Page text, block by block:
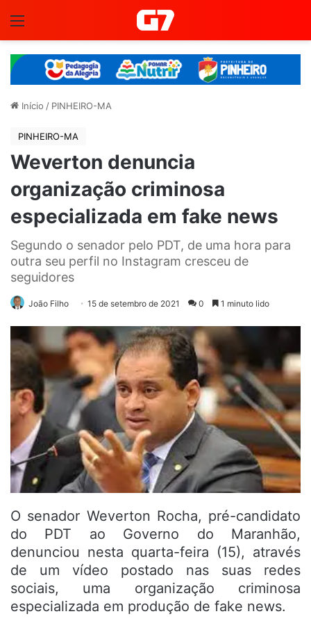
Início / PINHEIRO-MA
PINHEIRO-MA
Weverton denuncia
organização criminosa
especializada em fake news
Segundo o senador pelo PDT, de uma hora para
outra seu perfil no Instagram cresceu de
seguidores
João Filho 15 de setembro de 2021 0 1 minuto lido
O senador Weverton Rocha, pré-candidato
do PDT ao Governo do Maranhão,
denunciou nesta quarta-feira (15), através
de um vídeo postado nas suas redes
sociais, uma organização criminosa
especializada em produção de fake news.